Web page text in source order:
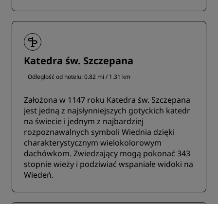
Katedra św. Szczepana
Odległość od hotelu: 0.82 mi / 1.31 km
Założona w 1147 roku Katedra św. Szczepana
jest jedną z najsłynniejszych gotyckich katedr
na świecie i jednym z najbardziej
rozpoznawalnych symboli Wiednia dzięki
charakterystycznym wielokolorowym
dachówkom. Zwiedzający mogą pokonać 343
stopnie wieży i podziwiać wspaniałe widoki na
Wiedeń.